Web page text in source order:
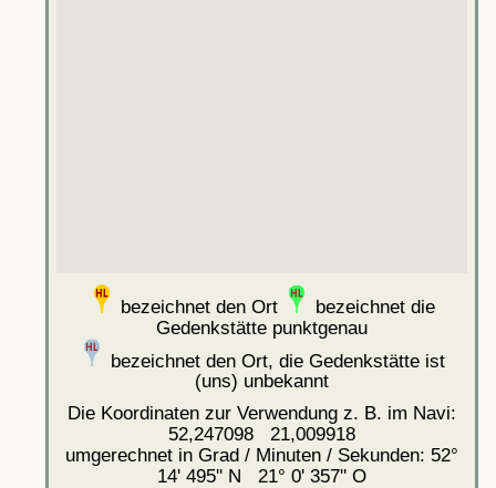
bezeichnet den Ort
bezeichnet die
Gedenkstätte punktgenau
bezeichnet den Ort, die Gedenkstätte ist
(uns) unbekannt
Die Koordinaten zur Verwendung z. B. im Navi:
52,247098 21,009918
umgerechnet in Grad / Minuten / Sekunden: 52°
14' 495'' N 21° 0' 357'' O